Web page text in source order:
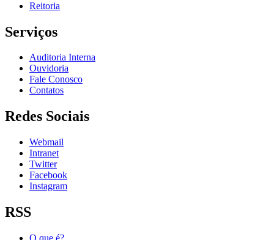
Reitoria
Serviços
Auditoria Interna
Ouvidoria
Fale Conosco
Contatos
Redes Sociais
Webmail
Intranet
Twitter
Facebook
Instagram
RSS
O que é?